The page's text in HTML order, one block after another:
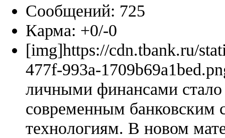
Сообщений: 725
Карма: +0/-0
[img]https://cdn.tbank.ru/
477f-993a-
личными финансами
современным банковским
технологиям. В новом